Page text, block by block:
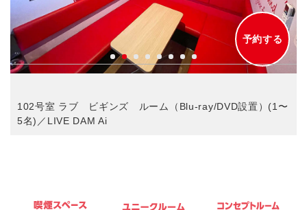
予約する
102号室 ラブ ビギンズ ルーム（Blu-ray/DVD設置）(1〜
5名)／LIVE DAM Ai